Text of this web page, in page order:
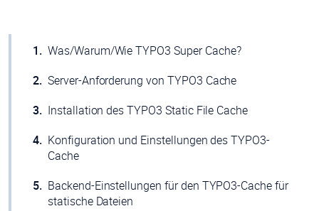
Was/Warum/Wie TYPO3 Super Cache?
Server-Anforderung von TYPO3 Cache
Installation des TYPO3 Static File Cache
Konfiguration und Einstellungen des TYPO3-
Cache
Backend-Einstellungen für den TYPO3-Cache für
statische Dateien